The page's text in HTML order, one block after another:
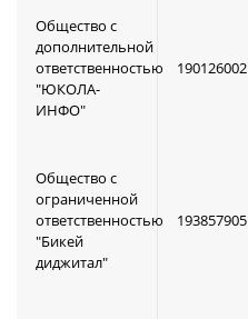
Общество с
дополнительной
ответственностью
"ЮКОЛА-
ИНФО"
190126002
Общество с
ограниченной
ответственностью
"Бикей
диджитал"
193857905